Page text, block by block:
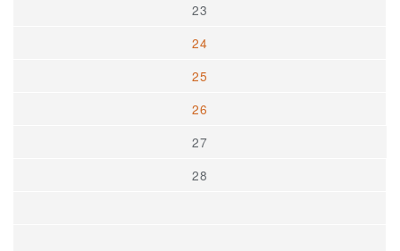
23
24
25
26
27
28